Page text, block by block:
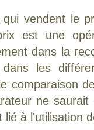
qui vendent le
est une
dans la
les
comparaison
ne
à l'utilisation